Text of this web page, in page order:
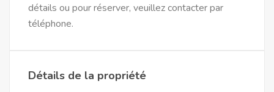
détails ou pour réserver, veuillez contacter par
téléphone.
Détails de la propriété